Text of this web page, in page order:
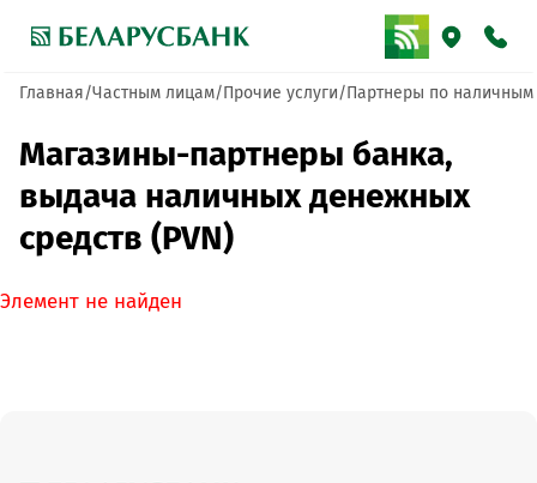
Главная Частным лицам Прочие услуги Партнеры по наличным
Магазины-партнеры банка,
выдача наличных денежных
средств (PVN)
Элемент не найден